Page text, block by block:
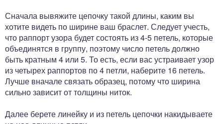
Сначала вывяжите цепочку такой длины, каким вы
хотите видеть по ширине ваш браслет. Следует учесть,
что раппорт узора будет состоять из 4-5 петель, которые
объединятся в группу, поэтому число петель должно
быть кратным 4 или 5. То есть, если вас устраивает узор
из четырех раппортов по 4 петли, наберите 16 петель.
Лучше вначале связать образец, потому что ширина
сильно зависит от толщины ниток.
Далее берете линейку и из петель цепочки накидываете